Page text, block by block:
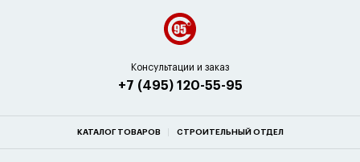
Консультации и заказ
+7 (495) 120-55-95
КАТАЛОГ ТОВАРОВ СТРОИТЕЛЬНЫЙ ОТДЕЛ